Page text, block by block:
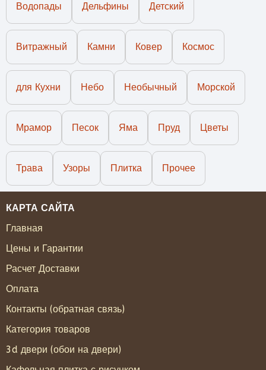
Водопады Дельфины Детский
Витражный Камни Ковер Космос
для Кухни Небо Необычный Морской
Мрамор Песок Яма Пруд Цветы
Трава Узоры Плитка Прочее
КАРТА САЙТА
Главная
Цены и Гарантии
Расчет Доставки
Оплата
Контакты (обратная связь)
Категория товаров
3d двери (обои на двери)